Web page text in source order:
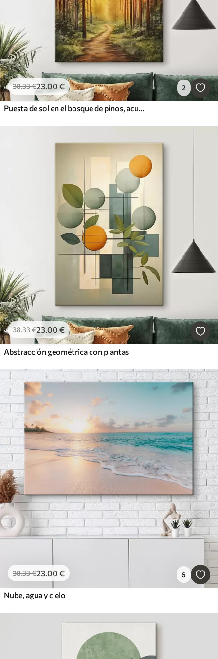
38.33€23.00 € 2
Puesta de sol en el bosque de pinos, acuarela, belleza de la naturaleza
38.33€23.00 €
Abstracción geométrica con plantas
38.33€23.00 € 6
Nube, agua y cielo